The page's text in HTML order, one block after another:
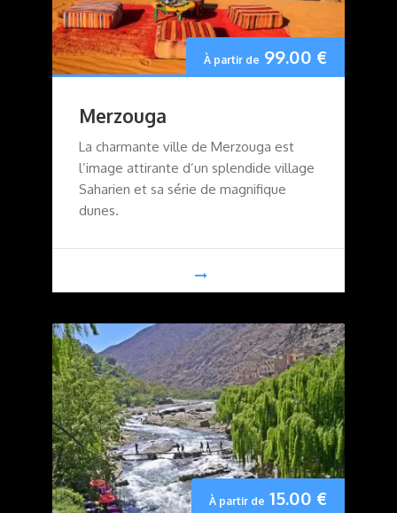
À partir de 99.00 €
Merzouga
La charmante ville de Merzouga est
l’image attirante d’un splendide village
Saharien et sa série de magnifique
dunes.
À partir de 15.00 €